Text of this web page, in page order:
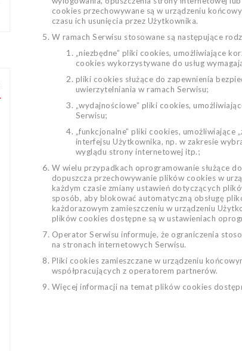
KIN OŁÓWEK
1500/8B KOH-I-
NOOR -
POJEDYNCZY
2,44 złCena
KIN OŁÓWEK
GRAFITOWY
1500/2B KOH-I-
NOOR -
2,44 złCena
KIN GUMKA 300/60
POJEDYNCZA
0,81 zł Cena
cookies przechowywane są w urządzeniu
czasu ich usunięcia przez Użytkownika.
W ramach Serwisu stosowane są następujące
„niezbędne” pliki cookies, umożliwiające
cookies wykorzystywane do usług
pliki cookies służące do zapewnienia
uwierzytelniania w ramach Serwisu;
„wydajnościowe” pliki cookies,
Serwisu;
„funkcjonalne” pliki cookies, umożliwiające
interfejsu Użytkownika, np. w zakresie
wyglądu strony internetowej itp.;
W wielu przypadkach oprogramowanie służące
dopuszcza przechowywanie plików cookies w
każdym czasie zmiany ustawień dotyczących
sposób, aby blokować automatyczną obsługę
każdorazowym zamieszczeniu w urządzeniu
plików cookies dostępne są w ustawieniach
Operator Serwisu informuje, że ograniczenia
na stronach internetowych Serwisu.
Pliki cookies zamieszczane w urządzeniu
współpracujących z operatorem partnerów.
Więcej informacji na temat plików cookies